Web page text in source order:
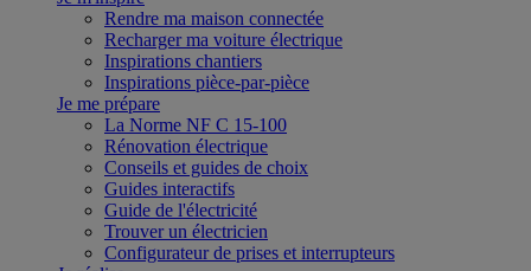
Rendre ma maison connectée
Recharger ma voiture électrique
Inspirations chantiers
Inspirations pièce-par-pièce
Je me prépare
La Norme NF C 15-100
Rénovation électrique
Conseils et guides de choix
Guides interactifs
Guide de l'électricité
Trouver un électricien
Configurateur de prises et interrupteurs